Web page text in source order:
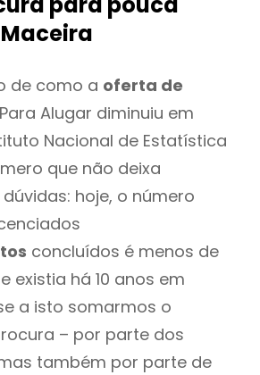
de como a oferta de
Alugar diminuiu em
Nacional de Estatística
que não deixa
hoje, o número
concluídos é menos de
existia há 10 anos em
a isto somarmos o
– por parte dos
também por parte de